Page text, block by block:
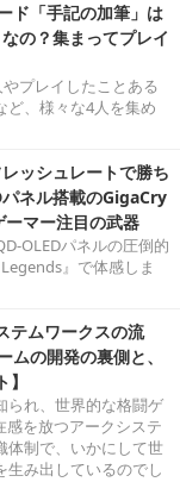
ド「手記の加筆」は
の？集まってプレイ
プレイしたことある
ど、様々な4人を集め
ッシュレートで勝ち
ネル搭載のGigaCry
ーマー注目の武器
OLEDパネルの圧倒的
』で体感しま
テムワークスの流
の開発の裏側と、
られ、世界的な格闘ゲ
感を放つアークシステ
体制で、いかにして世
み出しているのでし